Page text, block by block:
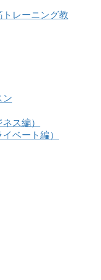
ン
ス編）
ベート編）